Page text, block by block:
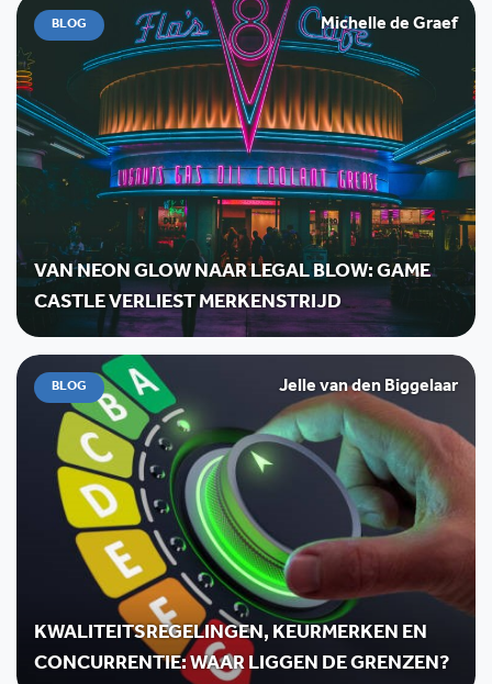
BLOG Michelle de Graef
VAN NEON GLOW NAAR LEGAL BLOW: GAME
CASTLE VERLIEST MERKENSTRIJD
BLOG Jelle van den Biggelaar
KWALITEITSREGELINGEN, KEURMERKEN EN
CONCURRENTIE: WAAR LIGGEN DE GRENZEN?